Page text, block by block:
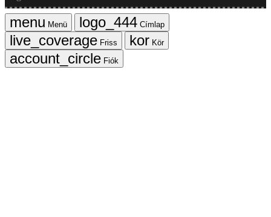
Menü
Címlap
Friss
Kör
Fiók